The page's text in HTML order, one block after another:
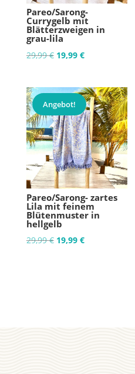
Pareo/Sarong-
Currygelb mit
Blätterzweigen in
grau-lila
29,99€ Ursprünglicher
war:
29,99 €
19,99 €Aktueller
ist:
19,99 €.
Angebot!
Pareo/Sarong- zartes
Lila mit feinem
Blütenmuster in
hellgelb
29,99€ Ursprünglicher
19,99 €Aktueller